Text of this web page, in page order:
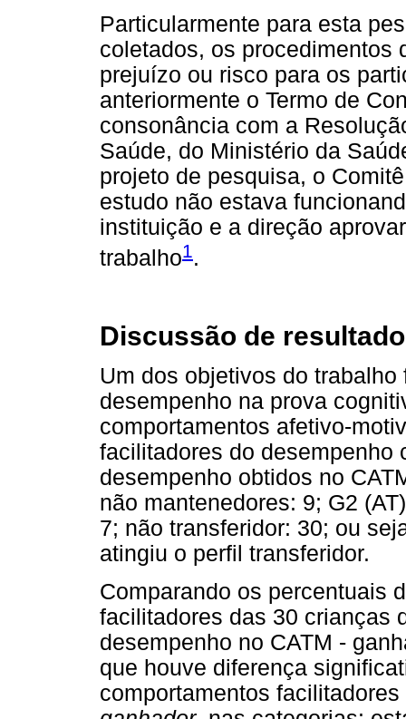
Particularmente para esta
coletados, os procedimentos
prejuízo ou risco para os
anteriormente o Termo de
consonância com a
Saúde, do Ministério da
projeto de pesquisa, o
estudo não estava
instituição e a direção
trabalho1.
Discussão de
Um dos objetivos do
desempenho na prova
comportamentos afetivo-
facilitadores do desempenho
desempenho obtidos no
não mantenedores: 9; G2
7; não transferidor: 30; ou
atingiu o perfil transferidor.
Comparando os percentuais
facilitadores das 30 crianças
desempenho no CATM -
que houve diferença
comportamentos